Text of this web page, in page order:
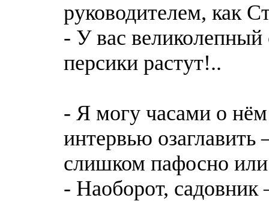
руководителем, как
- У вас
персики растут!..
- Я могу часами о нём
интервью
слишком пафосно
- Наоборот,